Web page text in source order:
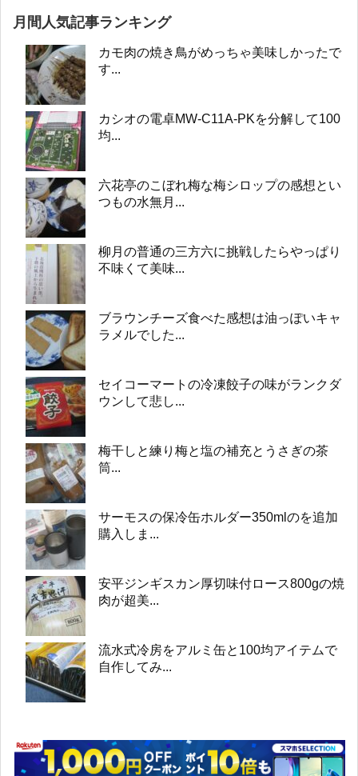
月間人気記事ランキング
カモ肉の焼き鳥がめっちゃ美味しかったで
す...
カシオの電卓MW-C11A-PKを分解して100
均...
六花亭のこぼれ梅な梅シロップの感想とい
つもの水無月...
柳月の普通の三方六に挑戦したらやっぱり
不味くて美味...
ブラウンチーズ食べた感想は油っぽいキャ
ラメルでした...
セイコーマートの冷凍餃子の味がランクダ
ウンして悲し...
梅干しと練り梅と塩の補充とうさぎの茶
筒...
サーモスの保冷缶ホルダー350mlのを追加
購入しま...
安平ジンギスカン厚切味付ロース800gの焼
肉が超美...
流水式冷房をアルミ缶と100均アイテムで
自作してみ...